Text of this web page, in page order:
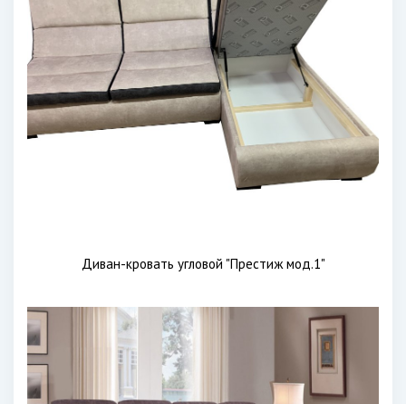
Диван-кровать угловой "Престиж мод.1"